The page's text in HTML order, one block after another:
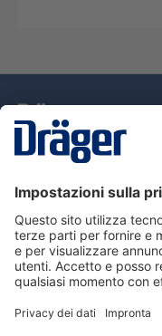
Assistenza
Informazioni su
Informazioni